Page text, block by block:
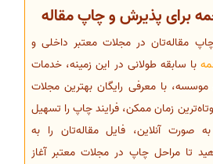
برای پذیرش و چاپ مقاله
مقاله‌تان در مجلات معتبر داخلی و
با سابقه طولانی در این زمینه، خدمات
موسسه، با معرفی رایگان بهترین مجلات
زمان ممکن، فرایند چاپ را تسهیل
صورت آنلاین، فایل مقاله‌تان را به
تا مراحل چاپ در مجلات معتبر آغاز